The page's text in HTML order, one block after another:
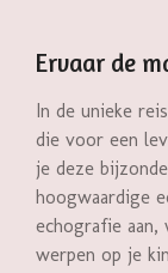
Ervaar de
In de unieke
die voor een
je deze
hoogwaardige
echografie aan,
werpen op je